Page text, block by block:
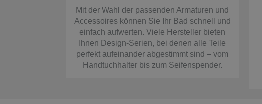
Mit der Wahl der passenden Armaturen und
Accessoires können Sie Ihr Bad schnell und
einfach aufwerten. Viele Hersteller bieten
Ihnen Design-Serien, bei denen alle Teile
perfekt aufeinander abgestimmt sind – vom
Handtuchhalter bis zum Seifenspender.